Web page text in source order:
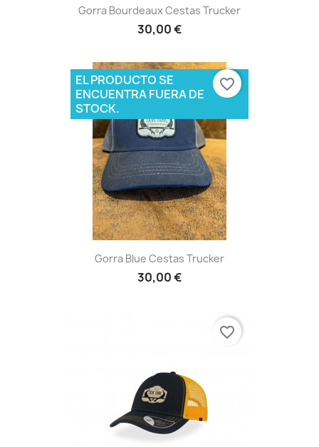
Gorra Bourdeaux Cestas Trucker
30,00 €
Gorra Blue Cestas Trucker
30,00 €
EL PRODUCTO SE
ENCUENTRA FUERA DE
STOCK.
favorite_border
favorite_border